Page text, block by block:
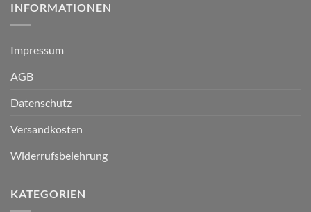
INFORMATIONEN
Impressum
AGB
Datenschutz
Versandkosten
Widerrufsbelehrung
KATEGORIEN